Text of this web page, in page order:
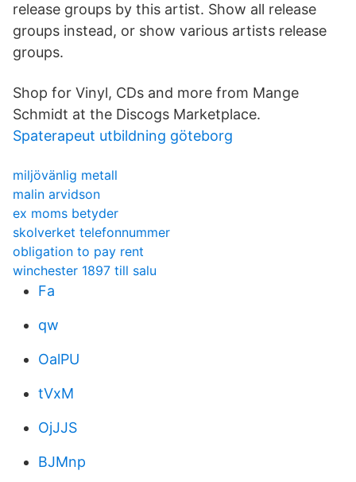
release groups by this artist. Show all release
groups instead, or show various artists release
groups.
Shop for Vinyl, CDs and more from Mange
Schmidt at the Discogs Marketplace.
Spaterapeut utbildning göteborg
miljövänlig metall
malin arvidson
ex moms betyder
skolverket telefonnummer
obligation to pay rent
winchester 1897 till salu
Fa
qw
OalPU
tVxM
OjJJS
BJMnp